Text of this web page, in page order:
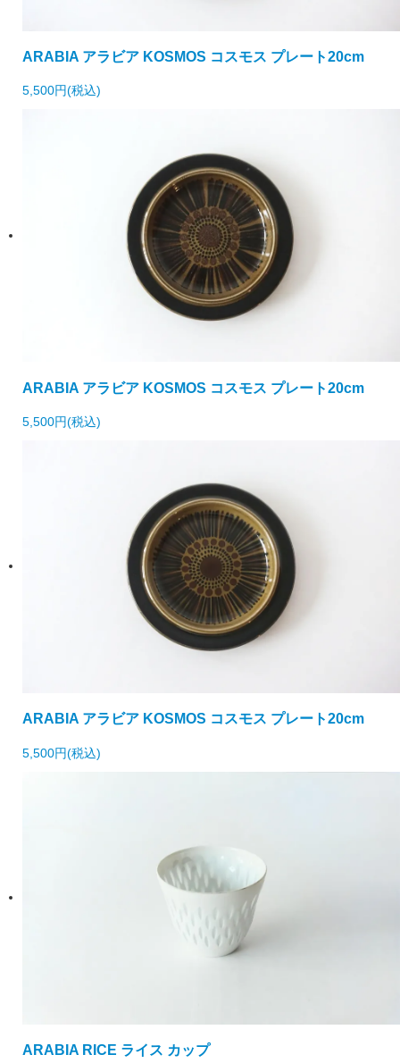
ARABIA アラビア KOSMOS コスモス プレート20cm
5,500円(税込)
ARABIA アラビア KOSMOS コスモス プレート20cm
5,500円(税込)
ARABIA アラビア KOSMOS コスモス プレート20cm
5,500円(税込)
ARABIA RICE ライス カップ